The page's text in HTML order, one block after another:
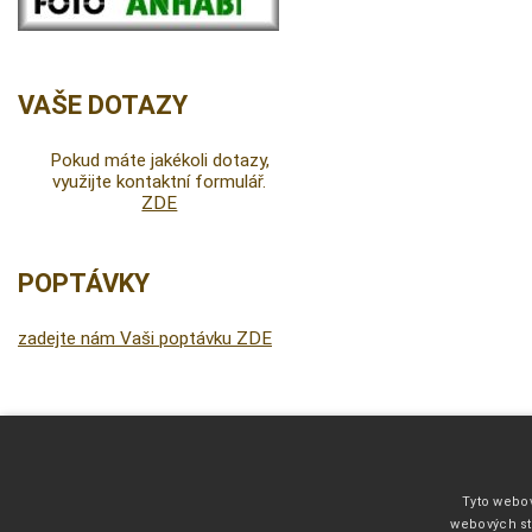
VAŠE DOTAZY
Pokud máte jakékoli dotazy,
využijte kontaktní formulář.
ZDE
POPTÁVKY
zadejte nám Vaši poptávku ZDE
Tyto
webových